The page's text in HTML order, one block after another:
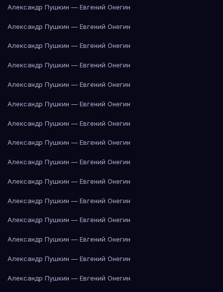
Александр Пушкин — Евгений Онегин
Александр Пушкин — Евгений Онегин
Александр Пушкин — Евгений Онегин
Александр Пушкин — Евгений Онегин
Александр Пушкин — Евгений Онегин
Александр Пушкин — Евгений Онегин
Александр Пушкин — Евгений Онегин
Александр Пушкин — Евгений Онегин
Александр Пушкин — Евгений Онегин
Александр Пушкин — Евгений Онегин
Александр Пушкин — Евгений Онегин
Александр Пушкин — Евгений Онегин
Александр Пушкин — Евгений Онегин
Александр Пушкин — Евгений Онегин
Александр Пушкин — Евгений Онегин